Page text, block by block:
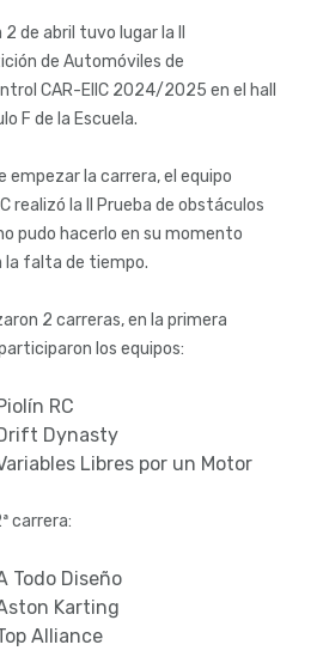
2 de abril tuvo lugar la II
de Automóviles de
CAR-EIIC 2024/2025 en el hall
F de la Escuela.
empezar la carrera, el equipo
realizó la II Prueba de obstáculos
pudo hacerlo en su momento
la falta de tiempo.
2 carreras, en la primera
los equipos:
RC
Dynasty
Libres por un Motor
carrera:
Todo Diseño
Karting
Alliance